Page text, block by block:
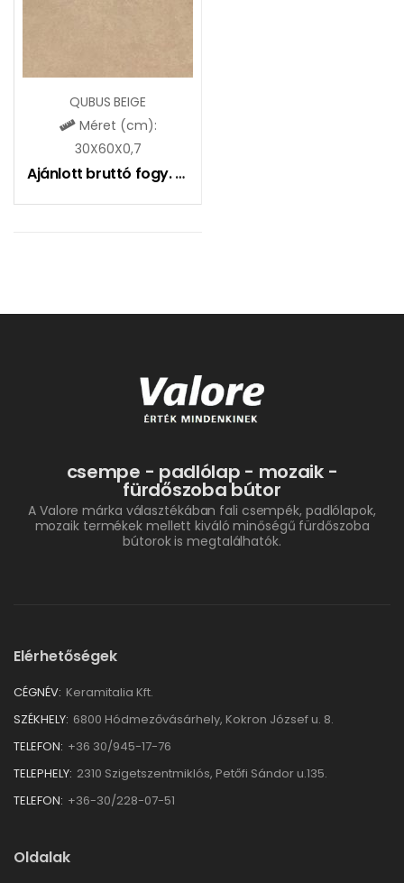
QUBUS BEIGE
Méret (cm):
30X60X0,7
Ajánlott bruttó fogy. ár:
csempe - padlólap - mozaik -
fürdőszoba bútor
A Valore márka választékában fali csempék, padlólapok,
mozaik termékek mellett kiváló minőségű fürdőszoba
bútorok is megtalálhatók.
Elérhetőségek
CÉGNÉV: Keramitalia Kft.
SZÉKHELY: 6800 Hódmezővásárhely, Kokron József u. 8.
TELEFON: +36 30/945-17-76
TELEPHELY: 2310 Szigetszentmiklós, Petőfi Sándor u.135.
TELEFON: +36-30/228-07-51
Oldalak